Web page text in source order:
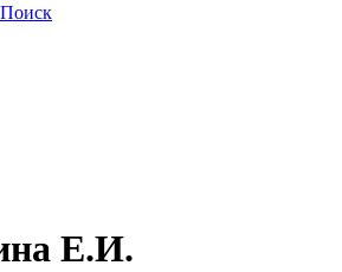
Поиск
Е.И.